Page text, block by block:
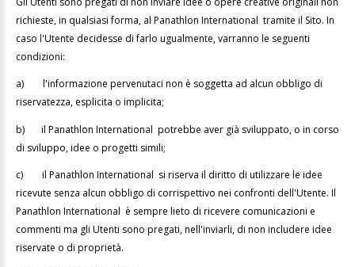
richieste, in qualsiasi forma, al Panathlon International tramite il Sito. In
caso l'Utente decidesse di farlo ugualmente, varranno le seguenti
condizioni:
a) l'informazione pervenutaci non è soggetta ad alcun obbligo di
riservatezza, esplicita o implicita;
b) il Panathlon International potrebbe aver già sviluppato, o in corso
di sviluppo, idee o progetti simili;
c) il Panathlon International si riserva il diritto di utilizzare le idee
ricevute senza alcun obbligo di corrispettivo nei confronti dell'Utente. Il
Panathlon International è sempre lieto di ricevere comunicazioni e
commenti ma gli Utenti sono pregati, nell'inviarli, di non includere idee
riservate o di proprietà.